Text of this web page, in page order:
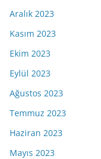
Aralık 2023
Kasım 2023
Ekim 2023
Eylül 2023
Ağustos 2023
Temmuz 2023
Haziran 2023
Mayıs 2023